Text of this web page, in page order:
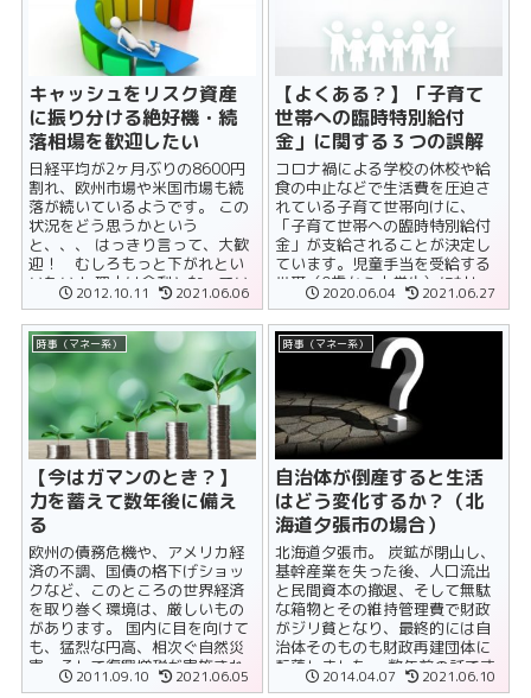
キャッシュをリスク資産
に振り分ける絶好機・続
落相場を歓迎したい
日経平均が2ヶ月ぶりの8600円
割れ、欧州市場や米国市場も続
落が続いているようです。 この
状況をどう思うかという
と、、、 はっきり言って、大歓
迎！ むしろもっと下がれとい
いたい！ 理由は余剰となってい
たキャッシュをリスク資産に振
り......
2012.10.11 2021.06.06
【よくある？】「子育て
世帯への臨時特別給付
金」に関する３つの誤解
コロナ禍による学校の休校や給
食の中止などで生活費を圧迫さ
れている子育て世帯向けに、
「子育て世帯への臨時特別給付
金」が支給されることが決定し
ています。児童手当を受給する
世帯（0歳から中学生）に対し、
臨時特別の給付金として支給す
るものです。 ......
2020.06.04 2021.06.27
時事（マネー系）
【今はガマンのとき？】
力を蓄えて数年後に備え
る
欧州の債務危機や、アメリカ経
済の不調、国債の格下げショッ
クなど、このところの世界経済
を取り巻く環境は、厳しいもの
があります。 国内に目を向けて
も、猛烈な円高、相次ぐ自然災
害、そして復興増税が実施され
る可能性が高まるなど、これま
2011.09.10 2021.06.05
時事（マネー系）
自治体が倒産すると生活
はどう変化するか？（北
海道夕張市の場合）
北海道夕張市。 炭鉱が閉山し、
基幹産業を失った後、人口流出
と民間資本の撤退、そして無駄
な箱物とその維持管理費で財政
がジリ貧となり、最終的には自
治体そのものも財政再建団体に
転落しました。 数年前の話です
が、現実に日本で起きている出
2014.04.07 2021.06.10